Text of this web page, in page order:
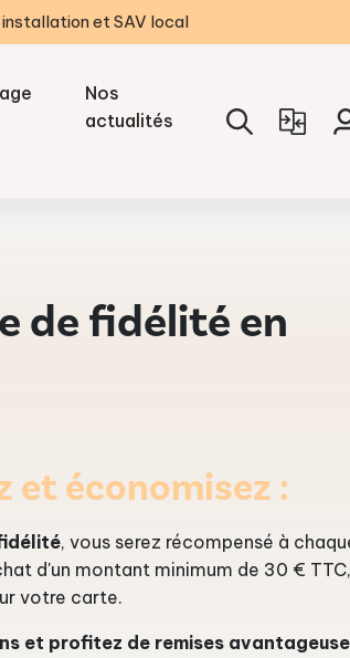
et SAV local
Nos
actualités
de fidélité en
et économisez :
, vous serez récompensé à
d'un montant minimum de 30 €
votre carte.
et profitez de remises